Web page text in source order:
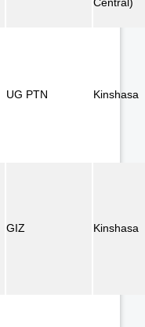
UG PTN Kinshasa
GIZ Kinshasa